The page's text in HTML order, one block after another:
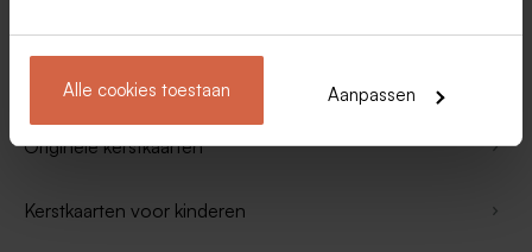
Alle cookies toestaan Aanpassen
Kerstkaarten met foto
Originele kerstkaarten
Kerstkaarten voor kinderen